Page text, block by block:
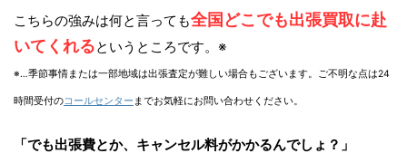
こちらの強みは何と言っても全国どこでも出張買取に赴
いてくれるというところです。※
※…季節事情または一部地域は出張査定が難しい場合もございます。ご不明な点は24
時間受付のコールセンター までお気軽にお問い合わせください。
「でも出張費とか、キャンセル料がかかるんでしょ？」